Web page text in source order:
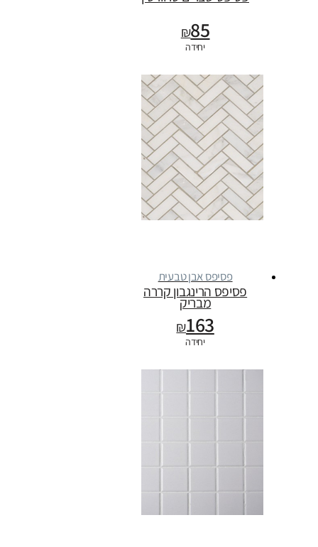
₪85
יחידה
פסיפס אבן טבעית
פסיפס הרינגבון קררה
מבריק
₪163
יחידה